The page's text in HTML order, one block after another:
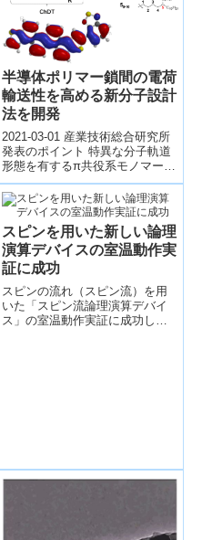
半導体ポリマー鎖間の電荷
輸送性を高める新分子設計
法を開発
2021-03-01 産業技術総合研究所
発表のポイント 特異な分子軌道
形態を有するπ共役系モノマーユ
ニットを半導体ポリマーに組み
込むことにより、ポリマー鎖間
の電...
スピンを用いた新しい論理
演算デバイスの室温動作実
証に成功
スピンの流れ（スピン流）を用
いた「スピン流論理演算デバイ
ス」の室温動作実証に成功し